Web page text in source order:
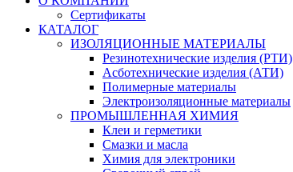
Сертификаты
КАТАЛОГ
ИЗОЛЯЦИОННЫЕ МАТЕРИАЛЫ
Резинотехнические изделия (РТИ)
Асботехнические изделия (АТИ)
Полимерные материалы
Электроизоляционные материалы
ПРОМЫШЛЕННАЯ ХИМИЯ
Клеи и герметики
Смазки и масла
Химия для электроники